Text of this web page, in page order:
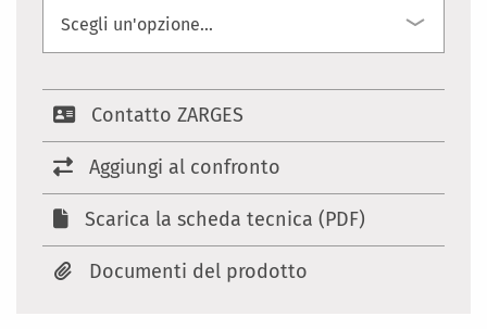
Contatto ZARGES
Aggiungi al confronto
Scarica la scheda tecnica (PDF)
Documenti del prodotto